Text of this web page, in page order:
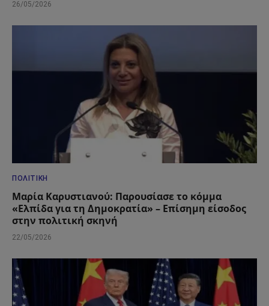
26/05/2026
ΠΟΛΙΤΙΚΉ
Μαρία Καρυστιανού: Παρουσίασε το κόμμα
«Ελπίδα για τη Δημοκρατία» – Επίσημη είσοδος
στην πολιτική σκηνή
22/05/2026